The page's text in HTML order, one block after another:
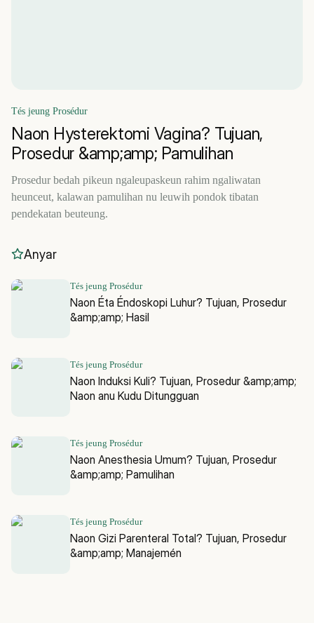
Tés jeung Prosédur
Naon Hysterektomi Vagina? Tujuan,
Prosedur &amp;amp; Pamulihan
Prosedur bedah pikeun ngaleupaskeun rahim ngaliwatan
heunceut, kalawan pamulihan nu leuwih pondok tibatan
pendekatan beuteung.
Anyar
Tés jeung Prosédur
Naon Éta Éndoskopi Luhur? Tujuan, Prosedur
&amp;amp; Hasil
Tés jeung Prosédur
Naon Induksi Kuli? Tujuan, Prosedur &amp;amp;
Naon anu Kudu Ditungguan
Tés jeung Prosédur
Naon Anesthesia Umum? Tujuan, Prosedur
&amp;amp; Pamulihan
Tés jeung Prosédur
Naon Gizi Parenteral Total? Tujuan, Prosedur
&amp;amp; Manajemén